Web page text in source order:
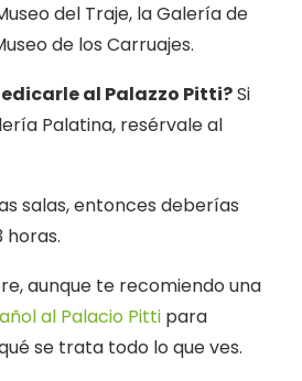
del Traje, la Galería de
de los Carruajes.
al Palazzo Pitti?Si
Palatina, resérvale al
salas, entonces deberías
horas.
aunque te recomiendo una
al Palacio Pitti para
se trata todo lo que ves.